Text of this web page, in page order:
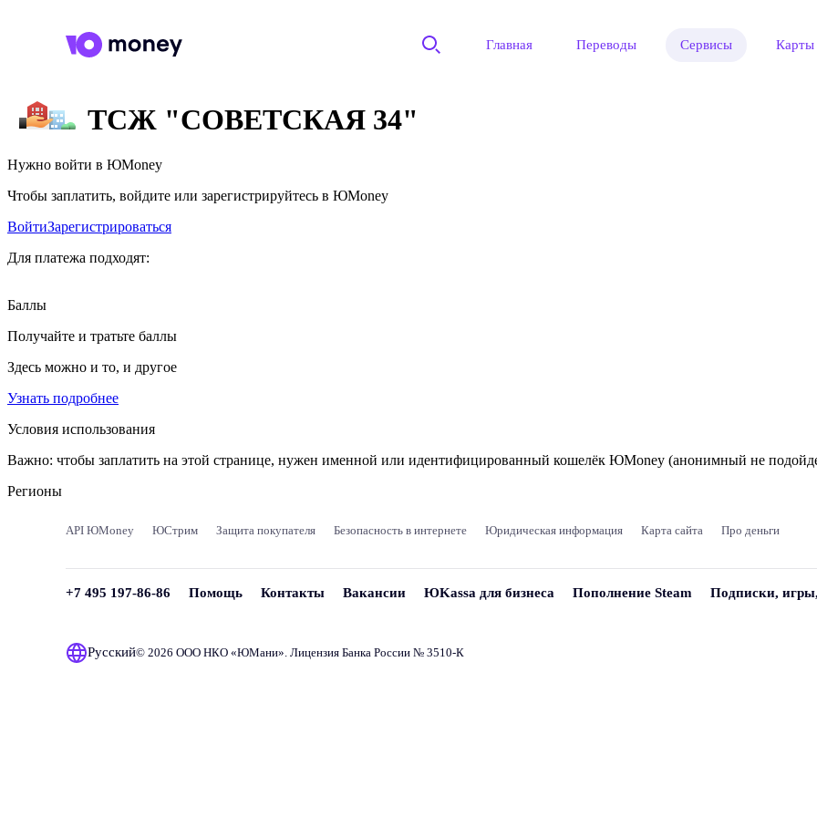
Главная Переводы Сервисы Карты
ТСЖ "СОВЕТСКАЯ 34"
Нужно войти в ЮMoney
Чтобы заплатить, войдите или зарегистрируйтесь в ЮMoney
ВойтиЗарегистрироваться
Для платежа подходят:
Баллы
Получайте и тратьте баллы
Здесь можно и то, и другое
Узнать подробнее
Условия использования
Важно: чтобы заплатить на этой странице, нужен именной или идентифицированный кошелёк ЮMoney (анонимный не
Регионы
API ЮMoney ЮСтрим Защита покупателя Безопасность в интернете Юридическая информация Карта сайта Про деньги
+7 495 197-86-86 Помощь Контакты Вакансии ЮKassa для бизнеса Пополнение Steam Подписки,
Русский© 2026 ООО НКО «ЮМани». Лицензия Банка России № 3510‑К